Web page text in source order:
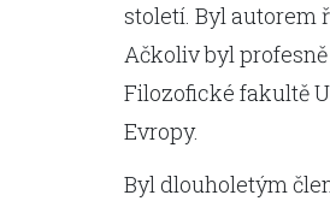
století. Byl autorem
Ačkoliv byl
Filozofické fakultě
Evropy.
Byl dlouholetým